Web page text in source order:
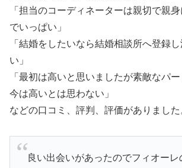
「担当のコーディネーターは親切で親
でいっぱい」
「結婚をしたいなら結婚相談所へ登録
い」
「最初は高いと思いましたが素敵なパ
今は高いとは思わない」
などの口コミ、評判、評価がありました
良い出会いがあったのでフィオー